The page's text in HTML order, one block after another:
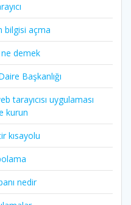
bilgisi açma
demek
Başkanlığı
tarayıcısı uygulaması
kurun
kısayolu
nedir